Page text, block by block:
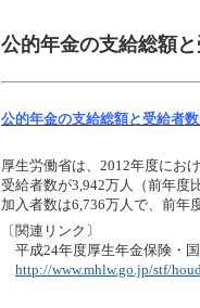
公的年金の支給総額
公的年金の支給総額と受給者
厚生労働省は、2012年度にお
受給者数が3,942万人（前年度
加入者数は6,736万人で、前年
〔関連リンク〕
平成24年度厚生年金保険・
http://www.mhlw.go.jp/stf/